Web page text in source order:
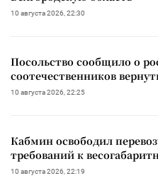
10 августа 2026, 22:30
Посольство сообщило о
соотечественников
10 августа 2026, 22:25
Кабмин освободил
требований к
10 августа 2026, 22:19